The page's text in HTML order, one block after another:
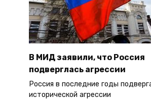
В МИД заявили, что Россия
подверглась агрессии
Россия в последние годы
исторической агрессии